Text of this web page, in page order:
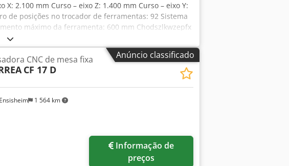
X: 2.100 mm Curso – eixo Z: 1.400 mm Curso – eixo Y:
de posições no trocador de ferramentas: 92 Sistema
máximo da ferramenta: 600 mm Chodszlkwzepfx
máximo da ferramenta: 20 kg Diâmetro da mesa
1.800 mm Potência total de ligação: 100 A
– BFR-22 com cabeça de inclinação de 2 eixos (A+B),
sistema de refrigeração interna e
de medição A máquina foi regularmente mantida
realizadas extensas reparações e peças
da cabeça de fresagem com novo eixo
elétricos. Desta forma, a máquina encontra-se
para uso, podendo, entre outras coisas, ser
consulte a proposta. Partilharemos o vídeo da
solicitação. - - - - - - - - - - - - - - - - - - - - - - - - - - - - -
Anúncio classificado
Ensisheim 1 564 km
CNC de mesa fixa
CF 17 D
preços